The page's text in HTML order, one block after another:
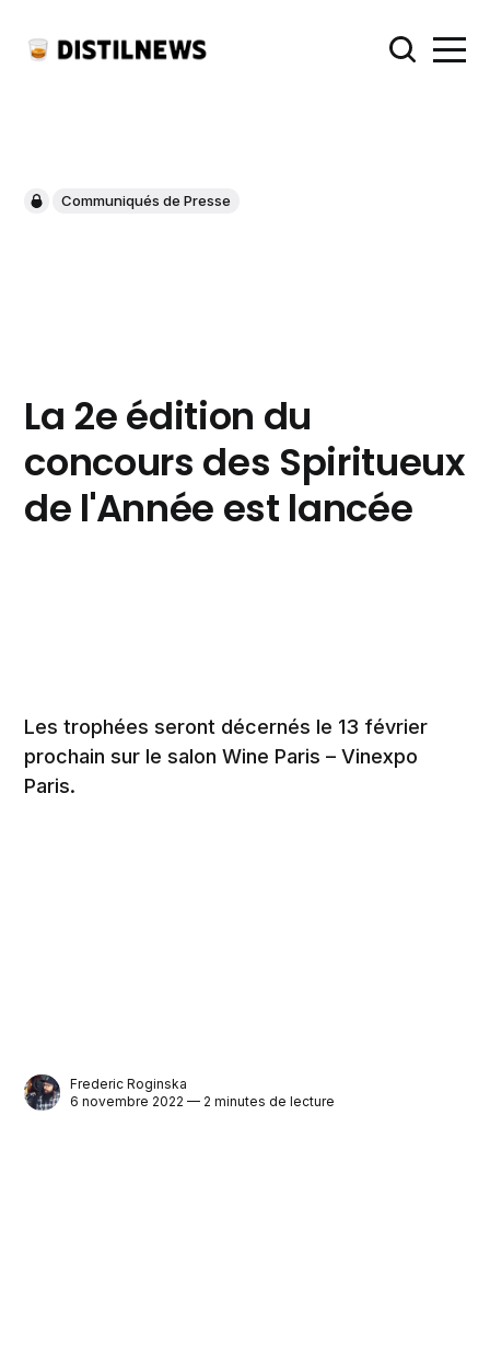
Communiqués de Presse
La 2e édition du
concours des Spiritueux
de l'Année est lancée
Les trophées seront décernés le 13 février
prochain sur le salon Wine Paris – Vinexpo
Paris.
Frederic Roginska
6 novembre 2022 — 2 minutes de lecture